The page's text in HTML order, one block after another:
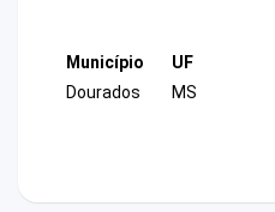
Município
Dourados
UF
MS